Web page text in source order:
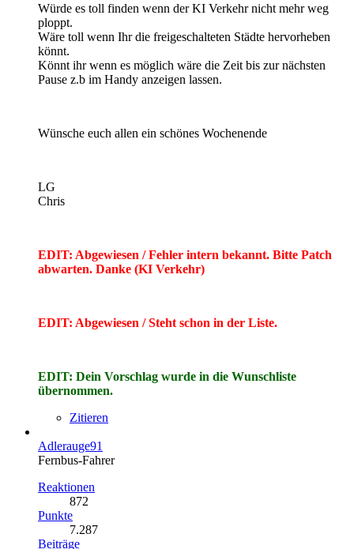
Würde es toll finden wenn der KI Verkehr nicht mehr weg
ploppt.
Wäre toll wenn Ihr die freigeschalteten Städte hervorheben
könnt.
Könnt ihr wenn es möglich wäre die Zeit bis zur nächsten
Pause z.b im Handy anzeigen lassen.
Wünsche euch allen ein schönes Wochenende
LG
Chris
EDIT: Abgewiesen / Fehler intern bekannt. Bitte Patch
abwarten. Danke (KI Verkehr)
EDIT: Abgewiesen / Steht schon in der Liste.
EDIT: Dein Vorschlag wurde in die Wunschliste
übernommen.
Zitieren
Adlerauge91
Fernbus-Fahrer
Reaktionen
872
Punkte
7.287
Beiträge